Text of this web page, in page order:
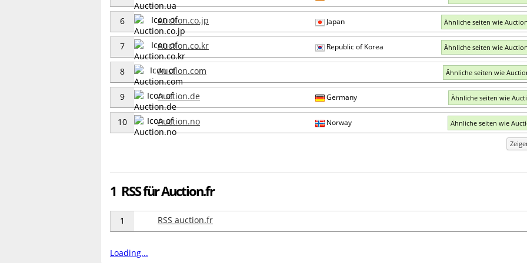
6 Auction.co.jp Japan Ähnliche seiten wie
7 Auction.co.kr Republic of Korea Ähnliche seiten wie
8 Auction.com Ähnliche seiten wie
9 Auction.de Germany Ähnliche seiten wie
10 Auction.no Norway Ähnliche seiten wie
1 RSS für Auction.fr
1 RSS auction.fr
Loading...